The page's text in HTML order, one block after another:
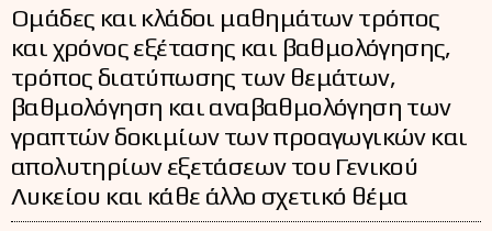
Ομάδες και κλάδοι μαθημάτων τρόπος
και χρόνος εξέτασης και βαθμολόγησης,
τρόπος διατύπωσης των θεμάτων,
βαθμολόγηση και αναβαθμολόγηση των
γραπτών δοκιμίων των προαγωγικών και
απολυτηρίων εξετάσεων του Γενικού
Λυκείου και κάθε άλλο σχετικό θέμα